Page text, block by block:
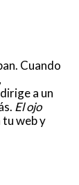
Cuando
a un
El ojo
tu web y